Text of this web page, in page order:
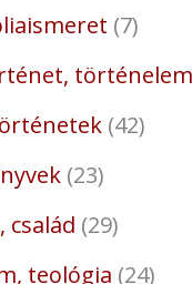
7
történelem
42
23
család 29
teológia 24